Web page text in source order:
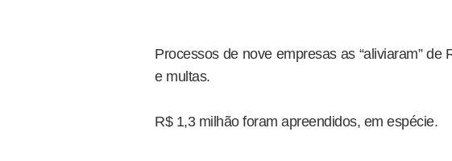
Processos de nove empresas as “aliviaram”
e multas.
R$ 1,3 milhão foram apreendidos, em espécie.